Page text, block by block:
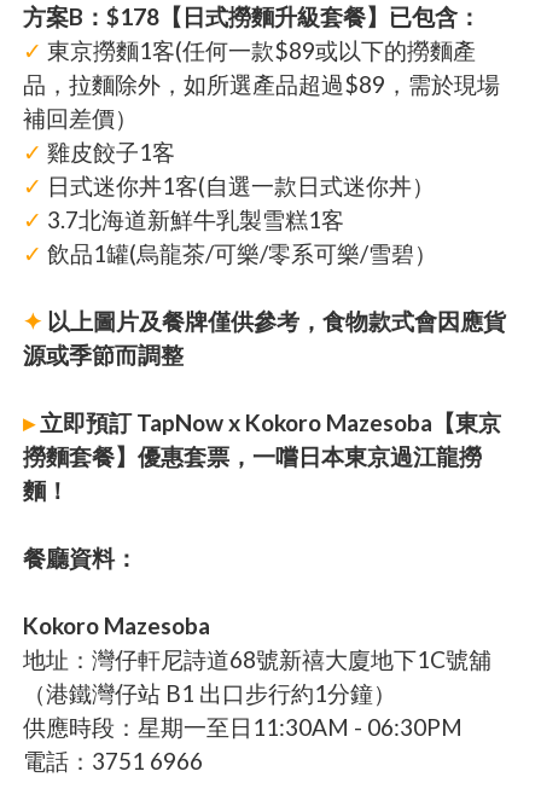
方案B：$178【日式撈麵升級套餐】已包含：
✓ 東京撈麵1客(任何一款$89或以下的撈麵產
品，拉麵除外，如所選產品超過$89，需於現場
補回差價）
✓ 雞皮餃子1客
✓ 日式迷你丼1客(自選一款日式迷你丼）
✓ 3.7北海道新鮮牛乳製雪糕1客
✓ 飲品1罐(烏龍茶/可樂/零系可樂/雪碧）
✦ 以上圖片及餐牌僅供參考，食物款式會因應貨
源或季節而調整
▸立即預訂 TapNow x Kokoro Mazesoba【東京
撈麵套餐】優惠套票，一嚐日本東京過江龍撈
麵！
餐廳資料：
Kokoro Mazesoba
地址：灣仔軒尼詩道68號新禧大廈地下1C號舖
（港鐵灣仔站 B1 出口步行約1分鐘）
供應時段：星期一至日11:30AM - 06:30PM
電話：3751 6966